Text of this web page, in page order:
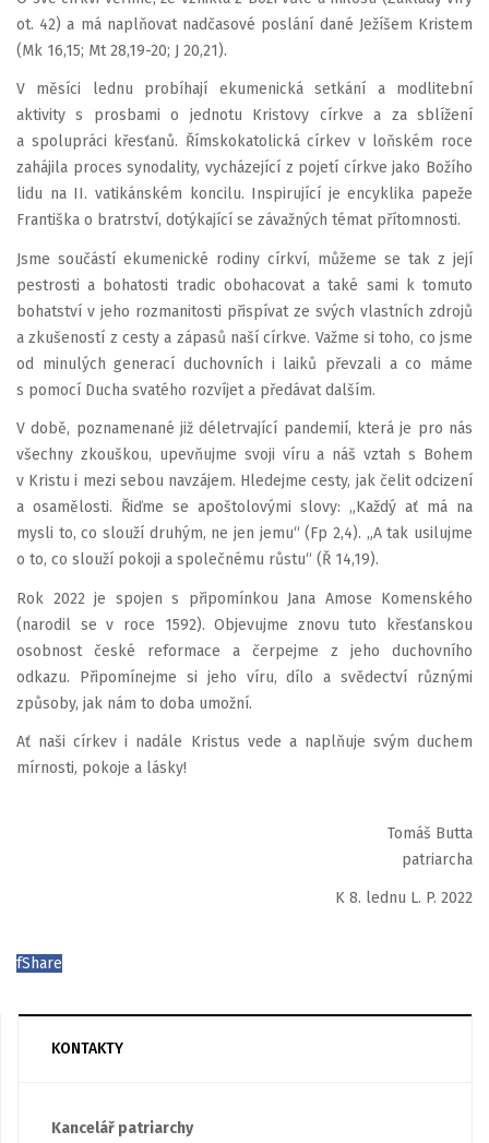
ot. 42) a má naplňovat nadčasové poslání dané Ježíšem Kristem
(Mk 16,15; Mt 28,19-20; J 20,21).
V měsíci lednu probíhají ekumenická setkání a modlitební
aktivity s prosbami o jednotu Kristovy církve a za sblížení
a spolupráci křesťanů. Římskokatolická církev v loňském roce
zahájila proces synodality, vycházející z pojetí církve jako Božího
lidu na II. vatikánském koncilu. Inspirující je encyklika papeže
Františka o bratrství, dotýkající se závažných témat přítomnosti.
Jsme součástí ekumenické rodiny církví, můžeme se tak z její
pestrosti a bohatosti tradic obohacovat a také sami k tomuto
bohatství v jeho rozmanitosti přispívat ze svých vlastních zdrojů
a zkušeností z cesty a zápasů naší církve. Važme si toho, co jsme
od minulých generací duchovních i laiků převzali a co máme
s pomocí Ducha svatého rozvíjet a předávat dalším.
V době, poznamenané již déletrvající pandemií, která je pro nás
všechny zkouškou, upevňujme svoji víru a náš vztah s Bohem
v Kristu i mezi sebou navzájem. Hledejme cesty, jak čelit odcizení
a osamělosti. Řiďme se apoštolovými slovy: „Každý ať má na
mysli to, co slouží druhým, ne jen jemu“ (Fp 2,4). „A tak usilujme
o to, co slouží pokoji a společnému růstu“ (Ř 14,19).
Rok 2022 je spojen s připomínkou Jana Amose Komenského
(narodil se v roce 1592). Objevujme znovu tuto křesťanskou
osobnost české reformace a čerpejme z jeho duchovního
odkazu. Připomínejme si jeho víru, dílo a svědectví různými
způsoby, jak nám to doba umožní.
Ať naši církev i nadále Kristus vede a naplňuje svým duchem
mírnosti, pokoje a lásky!
Tomáš Butta
patriarcha
K 8. lednu L. P. 2022
fShare
KONTAKTY
Kancelář patriarchy